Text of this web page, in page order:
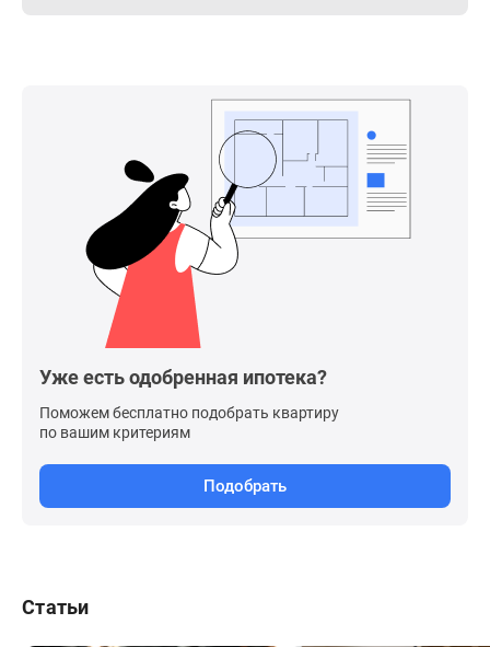
Уже есть одобренная ипотека?
Поможем бесплатно подобрать квартиру
по вашим критериям
Подобрать
Статьи